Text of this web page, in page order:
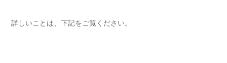
詳しいことは、下記をご覧ください。